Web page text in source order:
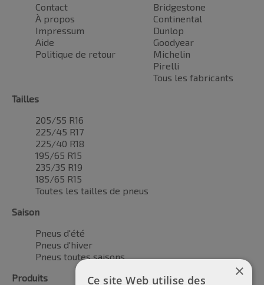
Contact
À propos
Impressum
Aide
Politique de retour
Bridgestone
Continental
Dunlop
Goodyear
Michelin
Pirelli
Tous les fabricants
Tailles
205/55 R16
225/45 R17
225/40 R18
195/65 R15
235/35 R19
185/65 R15
Toutes les tailles de pneus
Saison
Pneus d'été
Pneus d'hiver
Pneus toutes saisons
Produits
×
Ce site Web utilise des